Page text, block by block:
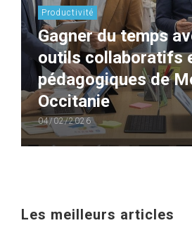
Productivité
Gagner du temps
outils collaboratifs
pédagogiques de
Occitanie
04/02/2026
Les meilleurs articles